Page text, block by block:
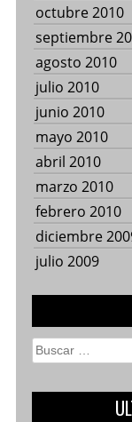
octubre 2010
septiembre
agosto 2010
julio 2010
junio 2010
mayo 2010
abril 2010
marzo 2010
febrero 2010
diciembre
julio 2009
Buscar: